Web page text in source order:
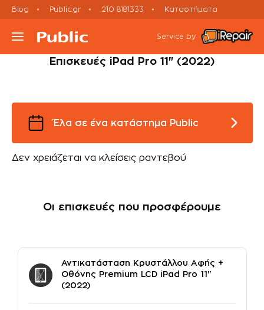
Blog Public.gr 210 8181333 Καταστήματα
Μεταχειρισμένες Συσκευές
Ραντεβού Εxpress Επισκευής
Service by
Tablet Εκτός εγγύησης iPad repairs iPad Pro 11" (2022)
Επισκευές iPad Pro 11" (2022)
Έλα σε ένα κατάστημα Public
Δεν χρειάζεται να κλείσεις ραντεβού
Οι επισκευές που προσφέρουμε
Αντικατάσταση Κρυστάλλου Αφής +
Οθόνης Premium LCD iPad Pro 11"
(2022)